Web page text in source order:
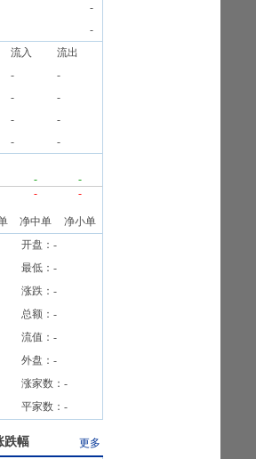
-
-
流入
流出
-
-
-
-
-
-
- -
-
-
- -
净中单
净小单
开盘： -
最低： -
涨跌： -
总额： -
流值： -
外盘： -
涨家数： -
平家数： -
跌幅 更多